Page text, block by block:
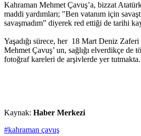
Kahraman Mehmet Çavuş’a, bizzat
maddi yardımları; "Ben vatanım için
savaşmadım” diyerek red ettiği de tarihi
Yaşadığı sürece, her 18 Mart Deniz
Mehmet Çavuş’ un, sağlığı elverdikçe de
fotoğraf kareleri de arşivlerde yer tutmakta.
Kaynak: Haber Merkezi
#kahraman çavuş